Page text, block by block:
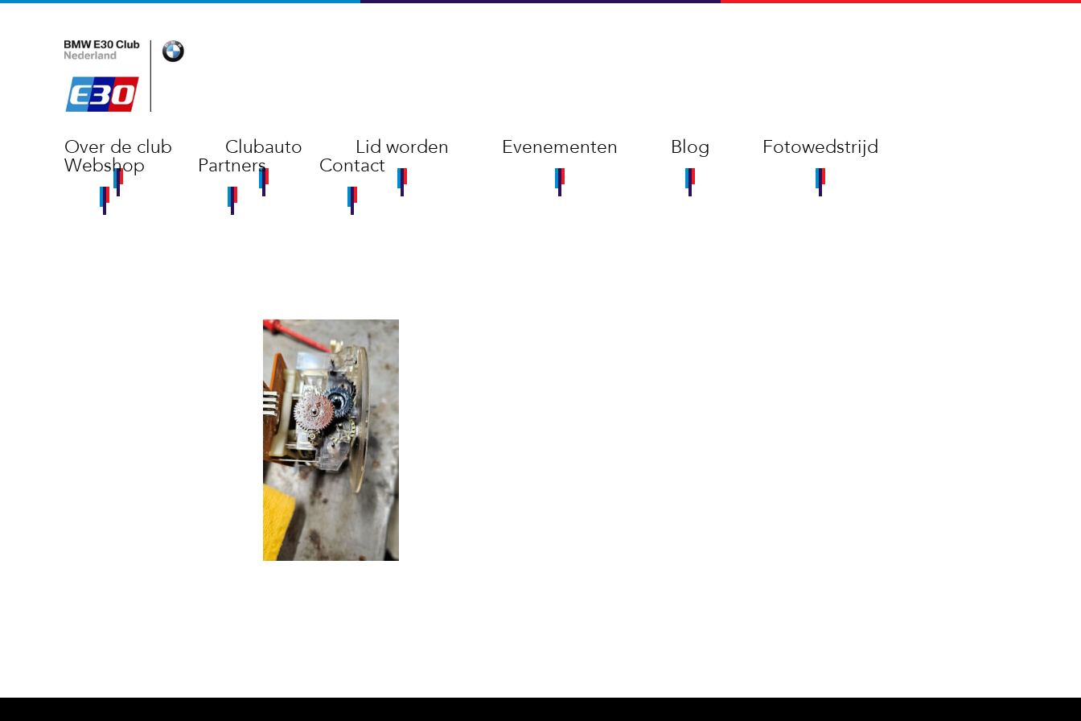
Over de club Clubauto Lid worden Evenementen Blog Fotowedstrijd
Webshop Partners Contact